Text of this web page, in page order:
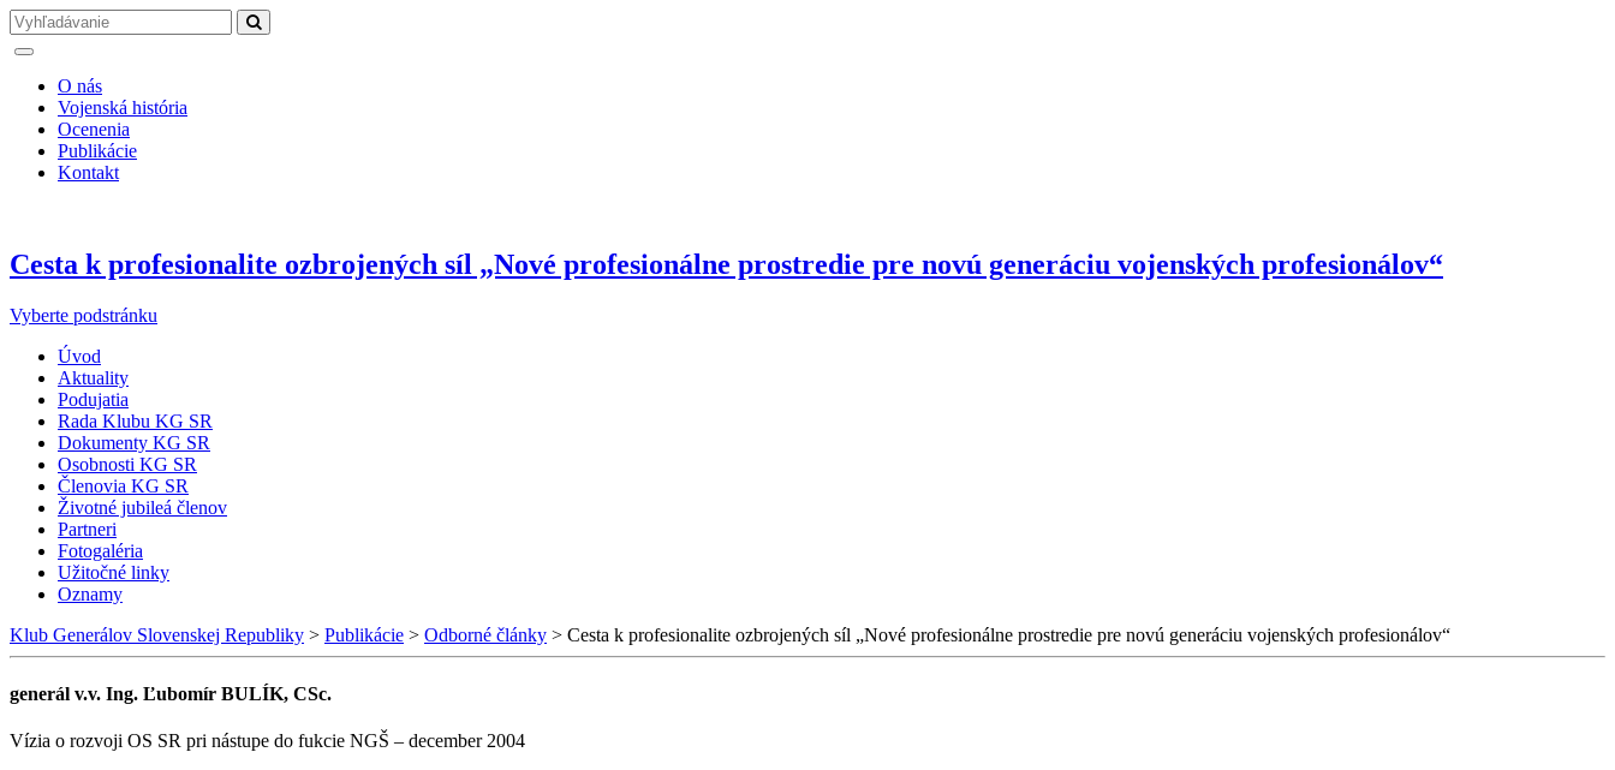
O nás
Vojenská história
Ocenenia
Publikácie
Kontakt
Cesta k profesionalite ozbrojených síl „Nové profesionálne prostredie pre novú generáciu vojenských profesionálov“
Vyberte podstránku
Úvod
Aktuality
Podujatia
Rada Klubu KG SR
Dokumenty KG SR
Osobnosti KG SR
Členovia KG SR
Životné jubileá členov
Partneri
Fotogaléria
Užitočné linky
Oznamy
Klub Generálov Slovenskej Republiky > Publikácie > Odborné články > Cesta k profesionalite ozbrojených síl „Nové profesionálne prostredie pre novú generáciu vojenských profesionálov“
generál v.v. Ing. Ľubomír BULÍK, CSc.
Vízia o rozvoji OS SR pri nástupe do fukcie NGŠ – december 2004